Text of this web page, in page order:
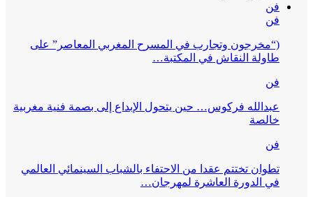
فن
فن
(“مخرجون وتجارب في المسرح المغربي المعاصر” على
طاولة النقاش في المكتبة…
فن
عبدالله فركوس… حين يتحول الإبداع إلى بصمة فنية مغربية
خالصة
فن
تطوان تختتم عقدا من الاحتفاء بالشباب السينمائي العالمي
في الدورة العاشرة لمهرجان…